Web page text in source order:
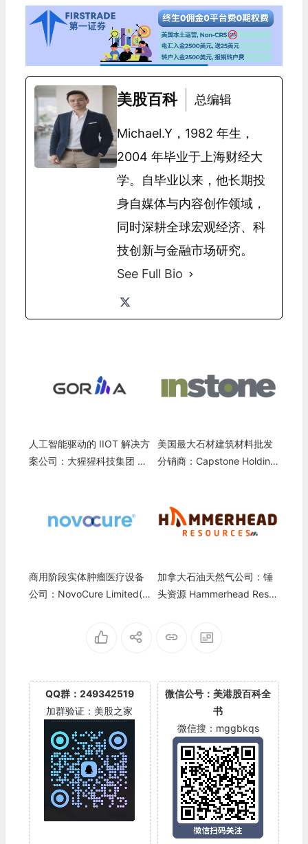
美股百科 总编辑
Michael.Y，1982 年生，
2004 年毕业于上海财经大
学。自毕业以来，他长期投
身自媒体与内容创作领域，
同时深耕全球宏观经济、科
技创新与金融市场研究。
See Full Bio
人工智能驱动的 IIOT 解决方
案公司：大猩猩科技集团 Go
美国最大石材建筑材料批发
分销商：Capstone Holding
商用阶段实体肿瘤医疗设备
公司：NovoCure Limited(N
加拿大石油天然气公司：锤
头资源 Hammerhead Reso
QQ群：249342519
加群验证：美股之家
微信公号：美港股百科全
书
微信搜：mggbkqs